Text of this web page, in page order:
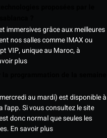
immersives grâce aux meilleures
nos salles comme IMAX ou
VIP, unique au Maroc, à
plus
au mardi) est disponible à
Si vous consultez le site
donc normal que seules les
En savoir plus